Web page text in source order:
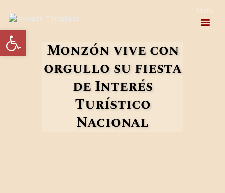
Monzón vive con
orgullo su fiesta
de Interés
Turístico
Nacional
PROGRAMA
ACTUALIDAD
Abrir barra de herramientas